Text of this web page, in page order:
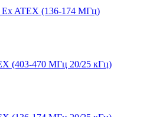
ATEX (136-174 МГц)
(403-470 МГц 20/25 кГц)